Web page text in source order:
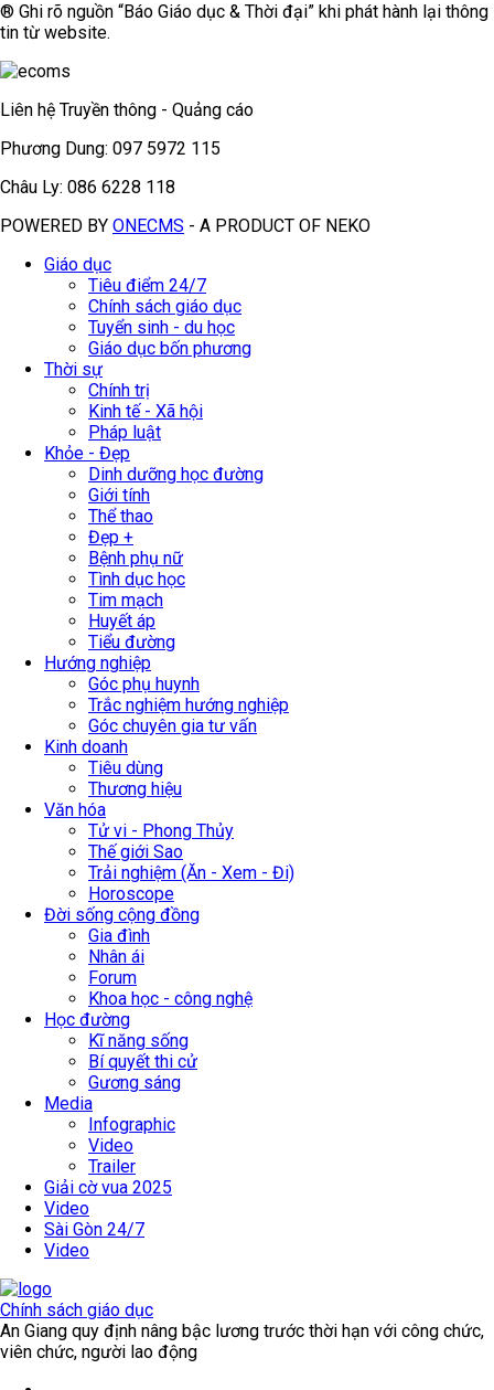
® Ghi rõ nguồn “Báo Giáo dục & Thời đại” khi phát hành lại thông
tin từ website.
Liên hệ Truyền thông - Quảng cáo
Phương Dung: 097 5972 115
Châu Ly: 086 6228 118
POWERED BY ONECMS - A PRODUCT OF NEKO
Giáo dục
Tiêu điểm 24/7
Chính sách giáo dục
Tuyển sinh - du học
Giáo dục bốn phương
Thời sự
Chính trị
Kinh tế - Xã hội
Pháp luật
Khỏe - Đẹp
Dinh dưỡng học đường
Giới tính
Thể thao
Đẹp +
Bệnh phụ nữ
Tình dục học
Tim mạch
Huyết áp
Tiểu đường
Hướng nghiệp
Góc phụ huynh
Trắc nghiệm hướng nghiệp
Góc chuyên gia tư vấn
Kinh doanh
Tiêu dùng
Thương hiệu
Văn hóa
Tử vi - Phong Thủy
Thế giới Sao
Trải nghiệm (Ăn - Xem - Đi)
Horoscope
Đời sống cộng đồng
Gia đình
Nhân ái
Forum
Khoa học - công nghệ
Học đường
Kĩ năng sống
Bí quyết thi cử
Gương sáng
Media
Infographic
Video
Trailer
Giải cờ vua 2025
Video
Sài Gòn 24/7
Video
Chính sách giáo dục
An Giang quy định nâng bậc lương trước thời hạn với công chức,
viên chức, người lao động